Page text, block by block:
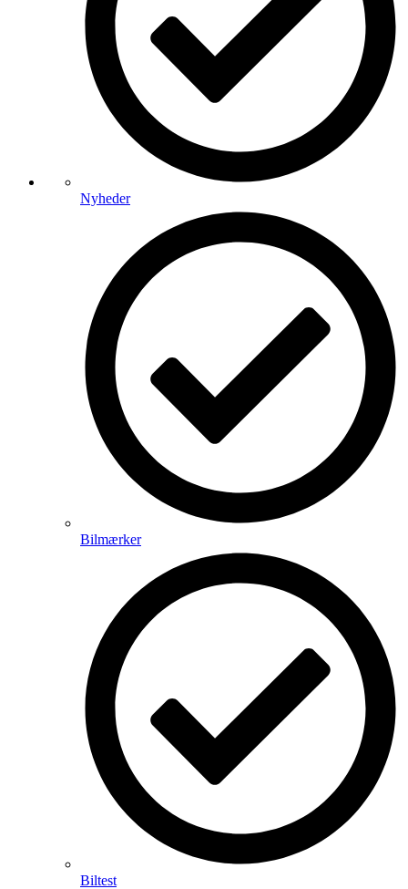
Nyheder
Bilmærker
Biltest